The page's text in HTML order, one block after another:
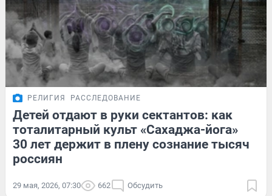
РЕЛИГИЯ РАССЛЕДОВАНИЕ
Детей отдают в руки сектантов: как
тоталитарный культ «Сахаджа-йога»
30 лет держит в плену сознание тысяч
россиян
29 мая, 2026, 07:30 662 Обсудить